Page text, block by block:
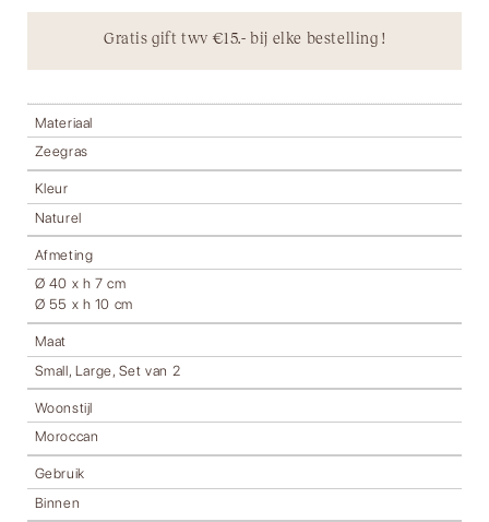
Gratis gift twv €15.- bij elke bestelling !
Materiaal
Zeegras
Kleur
Naturel
Afmeting
Ø 40 x h 7 cm
Ø 55 x h 10 cm
Maat
Small, Large, Set van 2
Woonstijl
Moroccan
Gebruik
Binnen